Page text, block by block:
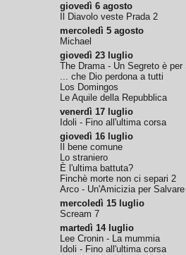
giovedì 6 agosto
Il Diavolo veste Prada 2
mercoledì 5 agosto
Michael
giovedì 23 luglio
The Drama - Un Segreto è per
... che Dio perdona a tutti
Los Domingos
Le Aquile della Repubblica
venerdì 17 luglio
Idoli - Fino all'ultima corsa
giovedì 16 luglio
Il bene comune
Lo straniero
È l'ultima battuta?
Finchè morte non ci separi 2
Arco - Un'Amicizia per
mercoledì 15 luglio
Scream 7
martedì 14 luglio
Lee Cronin - La mummia
Idoli - Fino all'ultima corsa